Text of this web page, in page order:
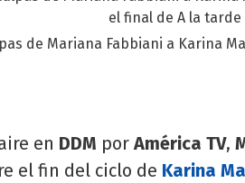
de Mariana Fabbiani a Karina
en DDM porAmérica TV,
el fin del ciclo de Karina